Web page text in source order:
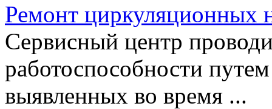
Ремонт циркуляционных
Сервисный центр
работоспособности
выявленных во время ...